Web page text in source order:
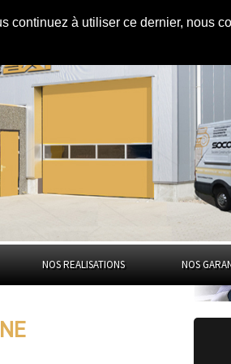
continuez à utiliser ce dernier, nous
NOS REALISATIONS NOS